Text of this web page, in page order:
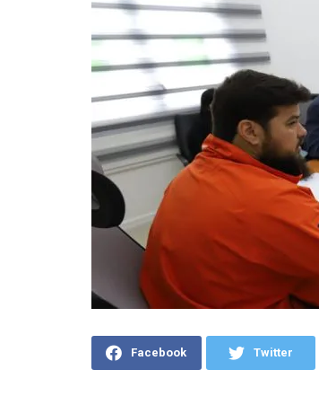
Facebook Twitter